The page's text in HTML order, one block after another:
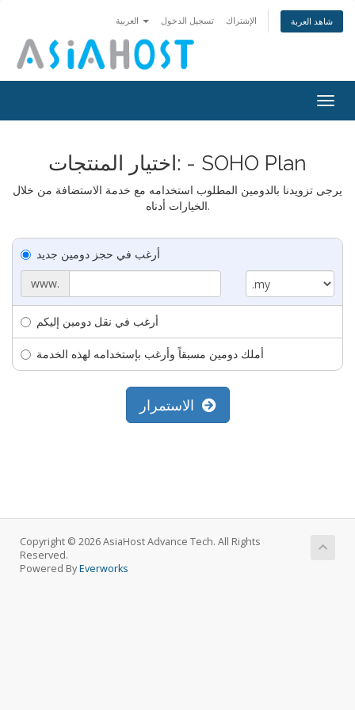
تسجيل الدخول الإشتراك شاهد العربة
اختيار المنتجات: - SOHO Plan
يرجى تزويدنا بالدومين المطلوب استخدامه مع خدمة الاستضافة من خلال
الخيارات أدناه.
أرغب في حجز دومين جديد
www.
أرغب في نقل دومين إليكم
أملك دومين مسبقاً وأرغب بإستخدامه لهذه الخدمة
Copyright © 2026 AsiaHost Advance Tech. All Rights
Reserved.
Powered ByEverworks